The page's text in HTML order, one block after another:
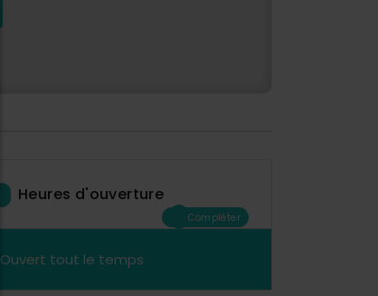
Heures d'ouverture
Compléter
Ouvert tout le temps